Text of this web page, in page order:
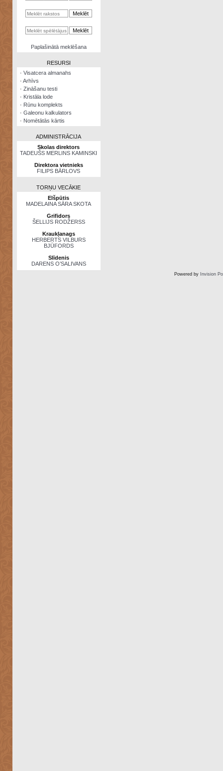
kalkulators
NomētātāsPaplašinātā meklēšana
RESURSI
· Visatcera almanahs
· Arhīvs
· Zināšanu testi
· Kristāla lode
· Rūnu komplekts
· Galeonu kalkulators
· Nomētātās kārtis
ADMINISTRĀCIJA
Skolas direktors
TADEUŠS MERLINS KAMINSKI
Direktora vietnieks
FILIPS BĀRLOVS
TORŅU VECĀKIE
Elšpūtis
MADELAINA SĀRA SKOTA
Grifidors
ŠELLIJS RODŽERSS
Kraukļanags
HERBERTS VILBURS
BJŪFORDS
Slīdenis
DARENS O’SALIVANS
Powered by Invision